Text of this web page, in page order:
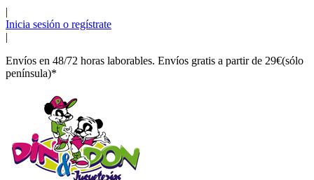
|
Inicia sesión o regístrate
|
Envíos en 48/72 horas laborables. Envíos gratis a partir de 29€(sólo
península)*